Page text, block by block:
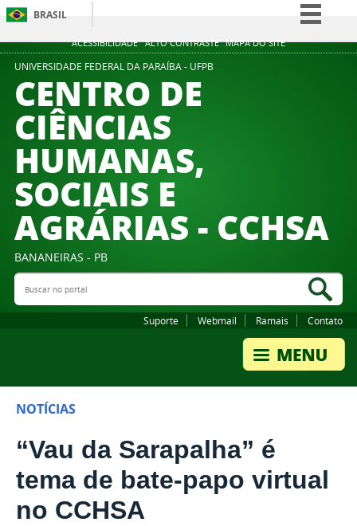
ACESSIBILIDADE ALTO CONTRASTE MAPA DO SITE
BRASIL
Simplifique!
UNIVERSIDADE FEDERAL DA PARAÍBA - UFPB
CENTRO DE
CIÊNCIAS
HUMANAS,
SOCIAIS E
AGRÁRIAS - CCHSA
BANANEIRAS - PB
Buscar no portal
Suporte Webmail Ramais Contato
NOTÍCIAS
“Vau da Sarapalha” é
tema de bate-papo virtual
no CCHSA